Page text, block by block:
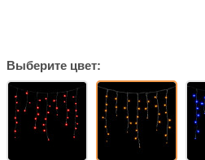
Выберите цвет: